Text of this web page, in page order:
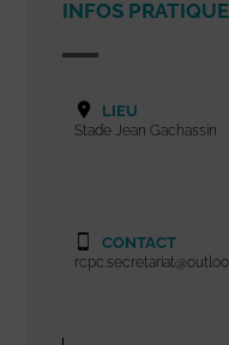
INFOS
LIEU
Stade Jean Gachassin
CONTACT